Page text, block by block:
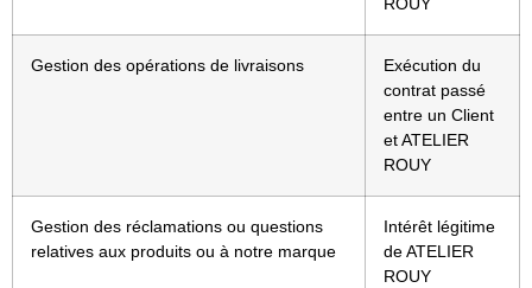
ROUY
Gestion des opérations de livraisons
Exécution du
contrat passé
entre un Client
et ATELIER
ROUY
Gestion des réclamations ou questions
relatives aux produits ou à notre marque
Intérêt légitime
de ATELIER
ROUY